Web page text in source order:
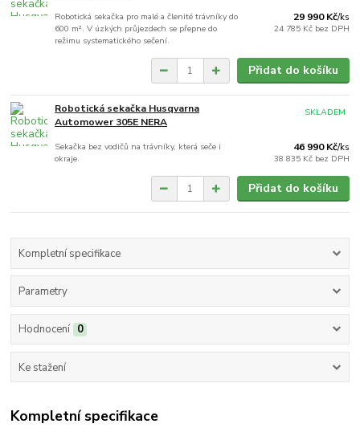
Robotická sekačka pro malé a členité trávníky do
600 m². V úzkých průjezdech se přepne do
režimu systematického sečení.
29 990 Kč/ks
24 785 Kč bez DPH
Přidat do košíku
Robotická sekačka Husqvarna
Automower 305E NERA
Sekačka bez vodičů na trávníky, která seče i
okraje.
46 990 Kč/ks
38 835 Kč bez DPH
SKLADEM
Přidat do košíku
Kompletní specifikace
Parametry
Hodnocení 0
Ke stažení
Kompletní specifikace